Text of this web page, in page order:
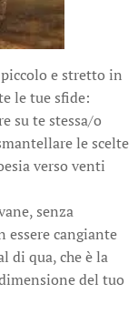
e stretto in
le tue sfide:
su te stessa/o
le scelte
verso venti
senza
essere cangiante
di qua, che è la
del tuo